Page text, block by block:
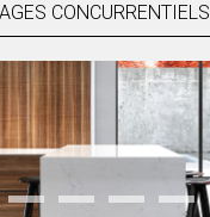
CONCURRENTIELS